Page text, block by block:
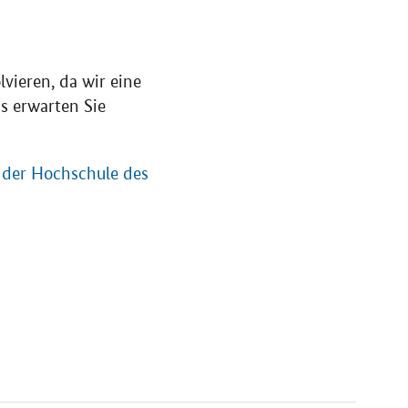
da wir eine
erwarten Sie
Hochschule des